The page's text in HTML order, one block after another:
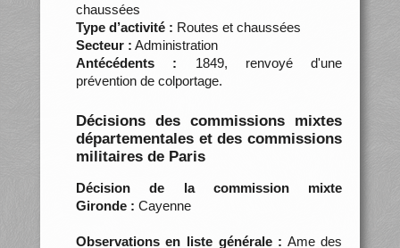
chaussées
Type d’activité : Routes et chaussées
Secteur : Administration
Antécédents : 1849, renvoyé d'une
prévention de colportage.
Décisions des commissions mixtes
départementales et des commissions
militaires de Paris
Décision de la commission mixte
Gironde : Cayenne
Observations en liste générale : Ame des